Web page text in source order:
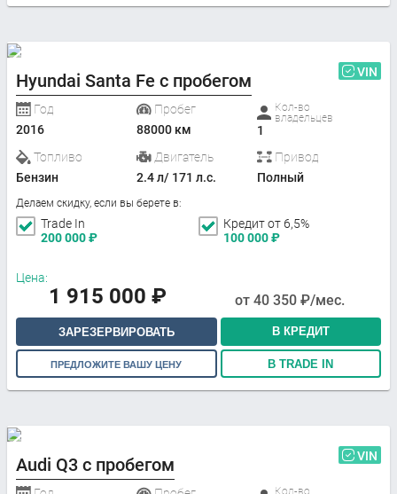
Hyundai Santa Fe с пробегом VIN
Год
2016
Пробег
88000 км
Кол-во
владельцев
1
Топливо
Бензин
Двигатель
2.4 л/ 171 л.с.
Привод
Полный
Делаем скидку, если вы берете в:
Trade In
200 000₽
Кредит от 6,5%
100 000₽
Цена:
1 915 000 ₽ от 40 350 ₽/мес.
ЗАРЕЗЕРВИРОВАТЬ В КРЕДИТ
ПРЕДЛОЖИТЕ ВАШУ ЦЕНУ В TRADE IN
Audi Q3 с пробегом VIN
Кол-во